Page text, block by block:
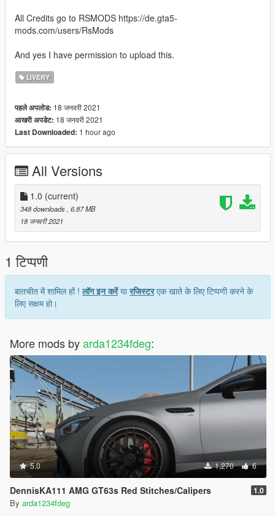
All Credits go to RSMODS https://de.gta5-
mods.com/users/RsMods
And yes I have permission to upload this.
LIVERY
पहले अपलोड: 18 जनवरी 2021
आखरी अपडेट: 18 जनवरी 2021
Last Downloaded: 1 hour ago
All Versions
1.0 (current)
348 downloads , 6.87 MB
18 जनवरी 2021
1 टिप्पणी
बातचीत में शामिल हों !लॉग इन करेंयारजिस्टरएक खाते के लिए टिप्पणी करने के
लिए सक्षम हो।
More mods byarda1234fdeg:
5.0 1,270 6
DennisKA111 AMG GT63s Red Stitches/Calipers 1.0
By arda1234fdeg